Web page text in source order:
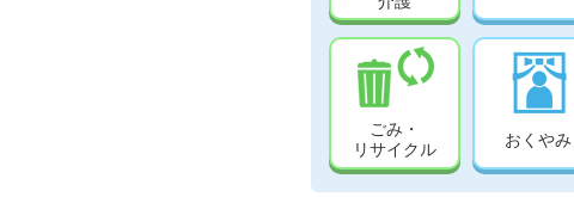
ごみ・
リサイクル
おくやみ